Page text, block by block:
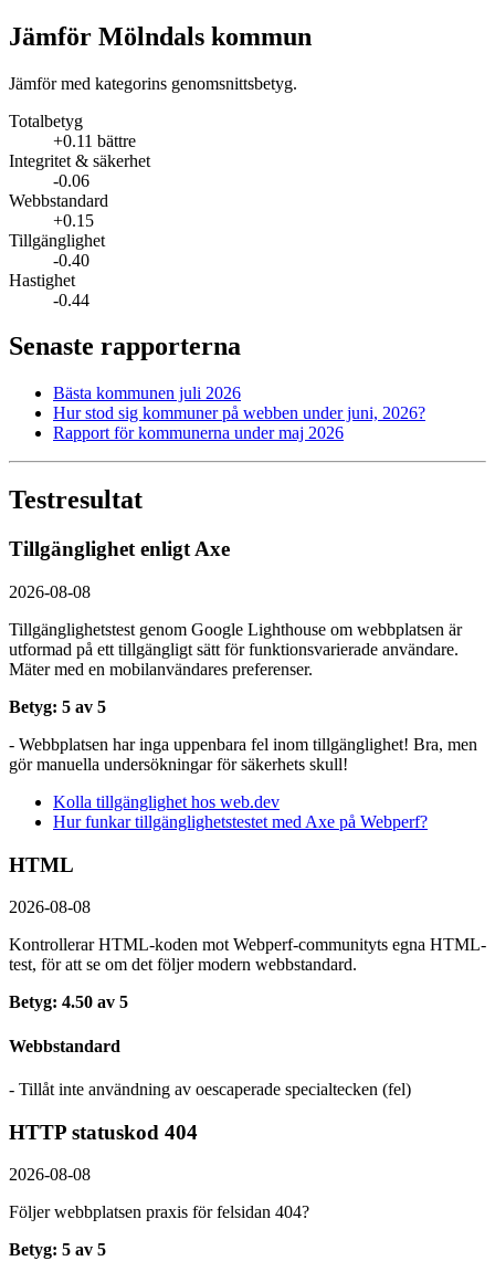
Jämför Mölndals kommun
Jämför med kategorins genomsnittsbetyg.
Totalbetyg
+0.11 bättre
Integritet & säkerhet
-0.06
Webbstandard
+0.15
Tillgänglighet
-0.40
Hastighet
-0.44
Senaste rapporterna
Bästa kommunen juli 2026
Hur stod sig kommuner på webben under juni, 2026?
Rapport för kommunerna under maj 2026
Testresultat
Tillgänglighet enligt Axe
2026-08-08
Tillgänglighetstest genom Google Lighthouse om webbplatsen är
utformad på ett tillgängligt sätt för funktionsvarierade användare.
Mäter med en mobil­användares preferenser.
Betyg: 5 av 5
- Webbplatsen har inga uppenbara fel inom tillgänglighet! Bra, men
gör manuella undersökningar för säkerhets skull!
Kolla tillgänglighet hos web.dev
Hur funkar tillgänglighetstestet med Axe på Webperf?
HTML
2026-08-08
Kontrollerar HTML-koden mot Webperf-communityts egna HTML-
test, för att se om det följer modern webbstandard.
Betyg: 4.50 av 5
Webbstandard
- Tillåt inte användning av oescaperade specialtecken (fel)
HTTP statuskod 404
2026-08-08
Följer webbplatsen praxis för felsidan 404?
Betyg: 5 av 5